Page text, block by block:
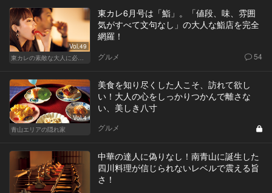
Vol.49
東カレの素敵な大人に必要なこと
東カレ6月号は「鮨」。「値段、味、雰囲
気がすべて文句なし」の大人な鮨店を完全
網羅！
グルメ 54
Vol.4
青山エリアの隠れ家
美食を知り尽くした人こそ、訪れて欲し
い！大人の心をしっかりつかんで離さな
い、美しき八寸
グルメ
中華の達人に偽りなし！南青山に誕生した
四川料理が信じられないレベルで震える旨
さ！